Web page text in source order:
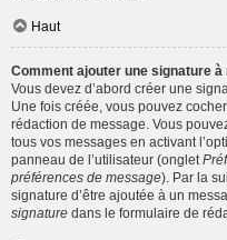
Haut
Comment ajouter une signature
Vous devez d’abord créer une
Une fois créée, vous pouvez cocher
rédaction de message. Vous
tous vos messages en activant
panneau de l’utilisateur (onglet
préférences de message). Par la
signature d’être ajoutée à un
signature dans le formulaire de